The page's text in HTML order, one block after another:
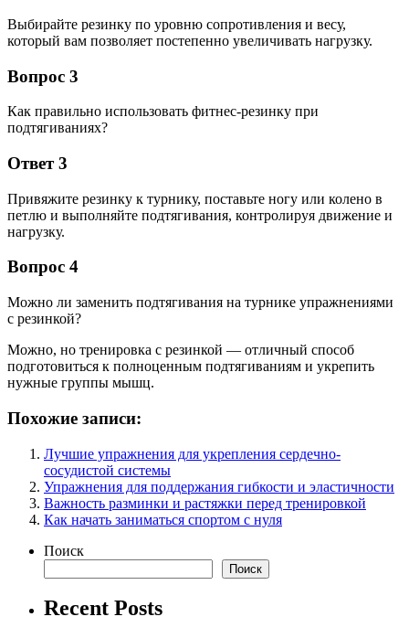
Выбирайте резинку по уровню сопротивления и весу,
который вам позволяет постепенно увеличивать нагрузку.
Вопрос 3
Как правильно использовать фитнес-резинку при
подтягиваниях?
Ответ 3
Привяжите резинку к турнику, поставьте ногу или колено в
петлю и выполняйте подтягивания, контролируя движение и
нагрузку.
Вопрос 4
Можно ли заменить подтягивания на турнике упражнениями
с резинкой?
Можно, но тренировка с резинкой — отличный способ
подготовиться к полноценным подтягиваниям и укрепить
нужные группы мышц.
Похожие записи:
Лучшие упражнения для укрепления сердечно-
сосудистой системы
Упражнения для поддержания гибкости и эластичности
Важность разминки и растяжки перед тренировкой
Как начать заниматься спортом с нуля
Поиск
Поиск
Recent Posts